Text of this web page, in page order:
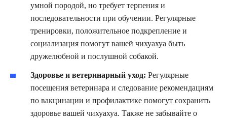
умной породой, но требует терпения и
последовательности при обучении. Регулярные
тренировки, положительное подкрепление и
социализация помогут вашей чихуахуа быть
дружелюбной и послушной собакой.
Здоровье и ветеринарный уход: Регулярные
посещения ветеринара и следование рекомендациям
по вакцинации и профилактике помогут сохранить
здоровье вашей чихуахуа. Также не забывайте о